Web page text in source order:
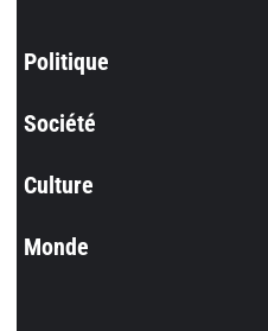
Politique
Société
Culture
Monde